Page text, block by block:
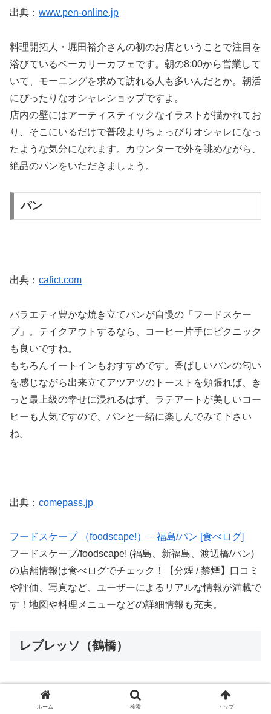
出典： www.pen-online.jp
料理開拓人・堀田裕介さんの初のお店ということで注目を
浴びているベーカリーカフェです。朝の8:00から営業して
いて、モーニングを求めて訪れる人も多いんだとか。朝活
にぴったりなオシャレショップですよ。
店内の壁にはアーティスティックなイラストが描かれてお
り、そこにいるだけで普段よりちょっぴりオシャレになっ
たような気分になれます。カウンターで外を眺めながら、
絶品のパンをいただきましょう。
パン
出典： cafict.com
バラエティ豊かな焼き立てパンが自慢の「フードスケー
プ」。テイクアウトするなら、コーヒー片手にピクニック
も良いですね。
もちろんイートインもおすすめです。香ばしいパンの匂い
を感じながら出来立てアツアツのトーストを頬張れば、き
っと最上級の幸せに浸れるはず。ラテアートが美しいコー
ヒーも人気ですので、パンと一緒に楽しんでみて下さい
ね。
出典： comepass.jp
フードスケープ （foodscape!） – 福島/パン [食べログ]
フードスケープ/foodscape! (福島、新福島、渡辺橋/パン)
の店舗情報は食べログでチェック！【分煙 / 禁煙】口コミ
や評価、写真など、ユーザーによるリアルな情報が満載で
す！地図や料理メニューなどの詳細情報も充実。
レブレッソ（鶴橋）
ホーム 検索 トップ